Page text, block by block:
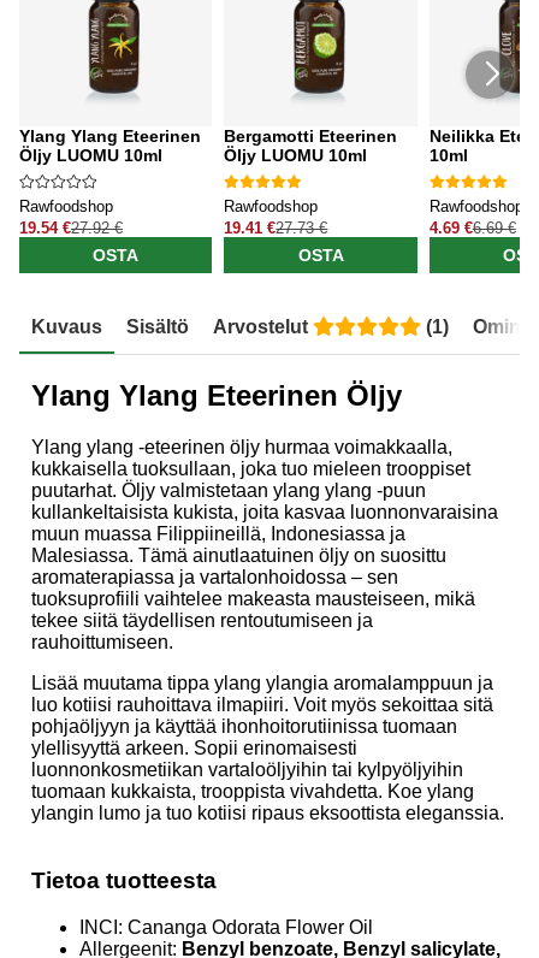
Ylang Ylang Eteerinen
Öljy LUOMU 10ml
Rawfoodshop
19.54 €27.92 €
OSTA
Bergamotti Eteerinen
Öljy LUOMU 10ml
Rawfoodshop
19.41 €27.73 €
OSTA
Neilikka
10ml
Rawfoodshop
4.69 €6.69 €
Kuvaus Sisältö Arvostelut (1)
Ylang Ylang Eteerinen Öljy
Ylang ylang -eteerinen öljy hurmaa voimakkaalla,
kukkaisella tuoksullaan, joka tuo mieleen trooppiset
puutarhat. Öljy valmistetaan ylang ylang -puun
kullankeltaisista kukista, joita kasvaa luonnonvaraisina
muun muassa Filippiineillä, Indonesiassa ja
Malesiassa. Tämä ainutlaatuinen öljy on suosittu
aromaterapiassa ja vartalonhoidossa – sen
tuoksuprofiili vaihtelee makeasta mausteiseen, mikä
tekee siitä täydellisen rentoutumiseen ja
rauhoittumiseen.
Lisää muutama tippa ylang ylangia aromalamppuun ja
luo kotiisi rauhoittava ilmapiiri. Voit myös sekoittaa sitä
pohjaöljyyn ja käyttää ihonhoitorutiinissa tuomaan
ylellisyyttä arkeen. Sopii erinomaisesti
luonnonkosmetiikan vartaloöljyihin tai kylpyöljyihin
tuomaan kukkaista, trooppista vivahdetta. Koe ylang
ylangin lumo ja tuo kotiisi ripaus eksoottista eleganssia.
Tietoa tuotteesta
INCI: Cananga Odorata Flower Oil
Allergeenit: Benzyl benzoate, Benzyl salicylate,